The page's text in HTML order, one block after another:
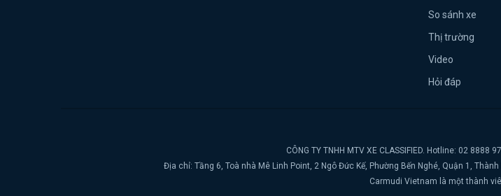
So sánh xe
Thị trường
Video
Hỏi đáp
CÔNG TY TNHH MTV XE CLASSIFIED. Hotline: 02 8888
Địa chỉ: Tầng 6, Toà nhà Mê Linh Point, 2 Ngô Đức Kế, Phường Bến Nghé, Quận 1,
Carmudi Vietnam là một thành